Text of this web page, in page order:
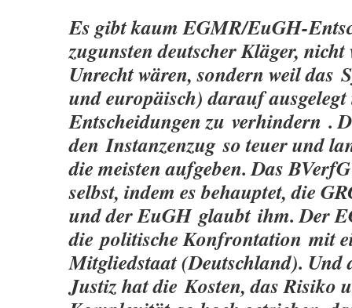
Es gibt kaum EGMR/EuGH-
zugunsten deutscher Kläger,
Unrecht wären, sondern weil das
und europäisch) darauf ausgelegt
Entscheidungen zu verhindern .
den Instanzenzug so teuer und
die meisten aufgeben. Das BVerfG
selbst, indem es behauptet, die
und der EuGH glaubt ihm. Der
die politische Konfrontation mit
Mitgliedstaat (Deutschland). Und
Justiz hat die Kosten, das Risiko